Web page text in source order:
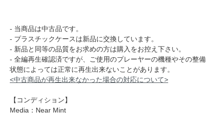
- 当商品は中古品です。
- プラスチックケースは新品に交換しています。
- 新品と同等の品質をお求めの方は購入をお控え下さい。
- 全編再生確認済ですが、ご使用のプレーヤーの機種やその整備
状態によっては正常に再生出来ないことがあります。
<中古商品が再生出来なかった場合の対応について>
【コンディション】
Media：Near Mint